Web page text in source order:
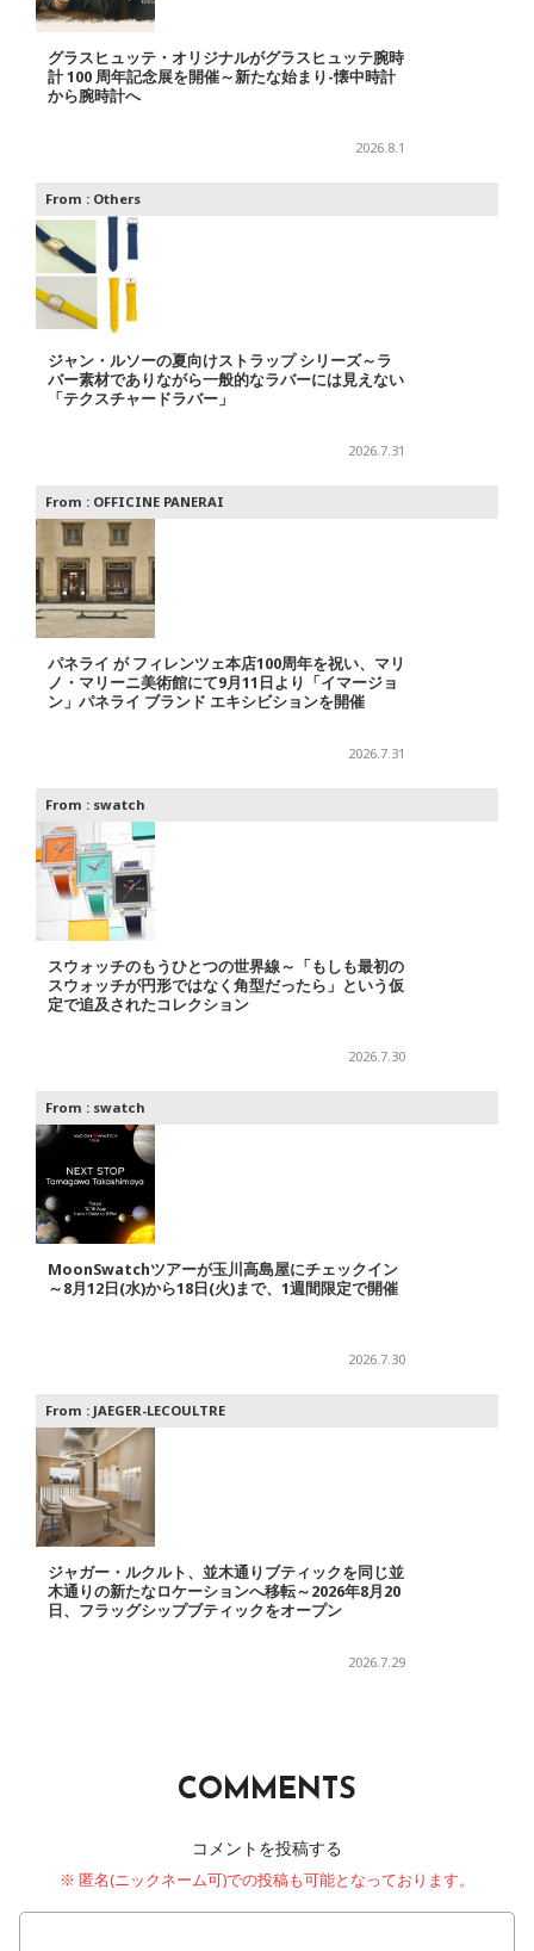
グラスヒュッテ・オリジナルがグラスヒュッテ腕時
計 100 周年記念展を開催～新たな始まり-懐中時計
から腕時計へ
2026.8.1
From : Others
ジャン・ルソーの夏向けストラップ シリーズ～ラ
バー素材でありながら一般的なラバーには見えない
「テクスチャードラバー」
2026.7.31
From : OFFICINE PANERAI
パネライ が フィレンツェ本店100周年を祝い、マリ
ノ・マリーニ美術館にて9月11日より「イマージョ
ン」パネライ ブランド エキシビションを開催
2026.7.31
From : swatch
スウォッチのもうひとつの世界線～「もしも最初の
スウォッチが円形ではなく角型だったら」という仮
定で追及されたコレクション
2026.7.30
From : swatch
MoonSwatchツアーが玉川高島屋にチェックイン
～8月12日(水)から18日(火)まで、1週間限定で開催
2026.7.30
From : JAEGER-LECOULTRE
ジャガー・ルクルト、並木通りブティックを同じ並
木通りの新たなロケーションへ移転～2026年8月20
日、フラッグシップブティックをオープン
2026.7.29
COMMENTS
コメントを投稿する
※ 匿名(ニックネーム可)での投稿も可能となっております。